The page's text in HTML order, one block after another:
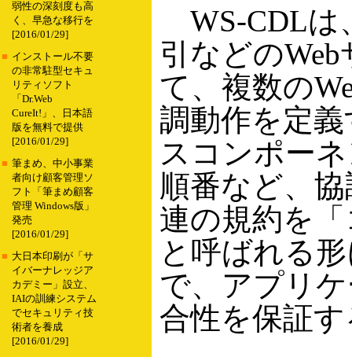
弱性の深刻度も高
く、早急な移行を
[2016/01/29]
■ インストール不要
の非常駐型セキュ
リティソフト
「Dr.Web
CureIt!」、日本語
版を無料で提供
[2016/01/29]
■ 筆まめ、中小事業
者向け顧客管理ソ
フト「筆まめ顧客
管理 Windows版」
発売
[2016/01/29]
■ 大日本印刷が「サ
イバーナレッジア
カデミー」設立、
IAIの訓練システム
でセキュリティ技
術者を養成
[2016/01/29]
WS-CDLは
引などの
て、複数の
調動作を定
スコンポー
順番など、
連の規約を
と呼ばれる
で、アプリ
合性を保証